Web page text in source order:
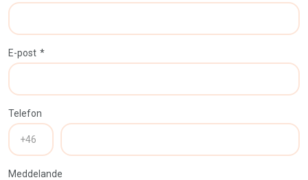
E-post *
Telefon
Meddelande